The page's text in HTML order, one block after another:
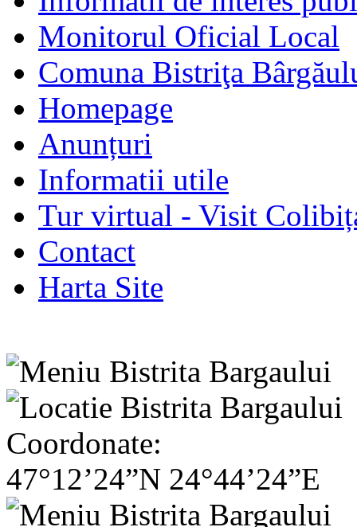
Monitorul Oficial Local
Comuna Bistriţa
Homepage
Anunțuri
Informatii utile
Tur virtual - Visit
Contact
Harta Site
Coordonate:
47°12’24”N 24°44’24”E